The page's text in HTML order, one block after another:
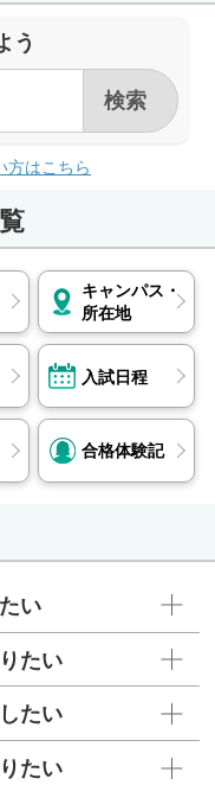
う
方はこちら
キャンパス・
所在地
入試日程
合格体験記
い
たい
たい
たい